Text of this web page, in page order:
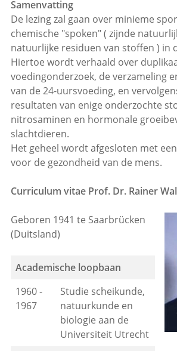
Samenvatting
De lezing zal gaan over minieme
chemische "spoken" ( zijnde
natuurlijke residuen van stoffen ) in
Hiertoe wordt verhaald over
voedingonderzoek, de verzameling
van de 24-uursvoeding, en
resultaten van enige onderzochte
nitrosaminen en hormonale
slachtdieren.
Het geheel wordt afgesloten met
voor de gezondheid van de mens.
Curriculum vitae Prof. Dr. Rainer
Geboren 1941 te Saarbrücken
(Duitsland)
Academische loopbaan
1960 -
1967
Studie scheikunde,
natuurkunde en
biologie aan de
Universiteit Utrecht